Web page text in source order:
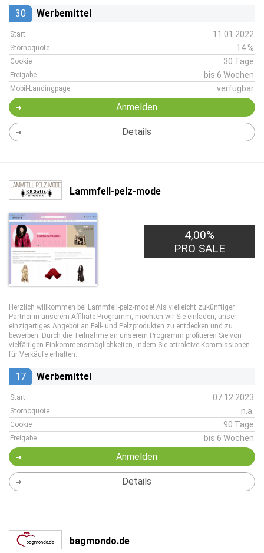
30 Werbemittel
Start 11.01.2022
Stornoquote 14 %
Cookie 30 Tage
Freigabe bis 6 Wochen
Mobil-Landingpage verfügbar
Anmelden
Details
Lammfell-pelz-mode
4,00%
PRO SALE
Herzlich willkommen bei Lammfell-pelz-mode! Als vielleicht zukünftiger
Partner in unserem Affiliate-Programm, möchten wir Sie einladen, unser
einzigartiges Angebot an Fell- und Pelzprodukten zu entdecken und zu
bewerben. Durch die Teilnahme an unserem Programm profitieren Sie von
vielfältigen Einkommensmöglichkeiten, indem Sie attraktive Kommissionen
für Verkäufe erhalten.
17 Werbemittel
Start 07.12.2023
Stornoquote n.a.
Cookie 90 Tage
Freigabe bis 6 Wochen
Anmelden
Details
bagmondo.de